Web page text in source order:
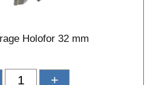
Holofor 32 mm
+